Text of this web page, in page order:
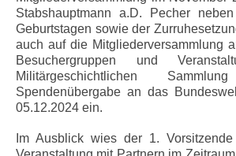
Stabshauptmann a.D. Pecher
Geburtstagen sowie der
auch auf die Mitgliederversammlung
Besuchergruppen und
Militärgeschichtlichen
Spendenübergabe an das
05.12.2024 ein.
Im Ausblick wies der 1.